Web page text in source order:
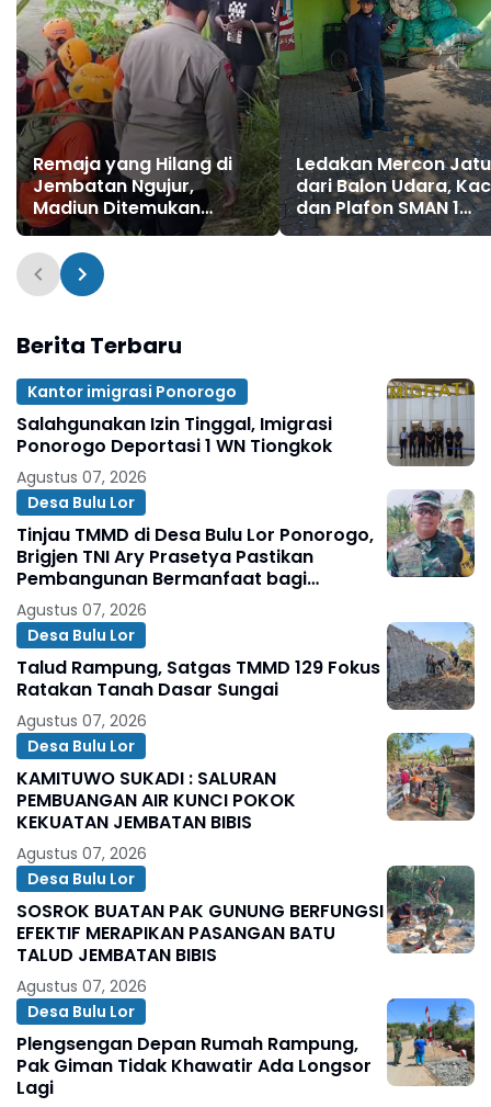
Remaja yang Hilang di
Jembatan Ngujur,
Madiun Ditemukan
Meninggal Dunia
Ledakan Mercon
dari Balon Udara,
dan Plafon SMAN 1
Badegan, Ponorogo
Berita Terbaru
Kantor imigrasi Ponorogo
Salahgunakan Izin Tinggal, Imigrasi
Ponorogo Deportasi 1 WN Tiongkok
Agustus 07, 2026
Desa Bulu Lor
Tinjau TMMD di Desa Bulu Lor Ponorogo,
Brigjen TNI Ary Prasetya Pastikan
Pembangunan Bermanfaat bagi
Masyarakat
Agustus 07, 2026
Desa Bulu Lor
Talud Rampung, Satgas TMMD 129 Fokus
Ratakan Tanah Dasar Sungai
Agustus 07, 2026
Desa Bulu Lor
KAMITUWO SUKADI : SALURAN
PEMBUANGAN AIR KUNCI POKOK
KEKUATAN JEMBATAN BIBIS
Agustus 07, 2026
Desa Bulu Lor
SOSROK BUATAN PAK GUNUNG BERFUNGSI
EFEKTIF MERAPIKAN PASANGAN BATU
TALUD JEMBATAN BIBIS
Agustus 07, 2026
Desa Bulu Lor
Plengsengan Depan Rumah Rampung,
Pak Giman Tidak Khawatir Ada Longsor
Lagi